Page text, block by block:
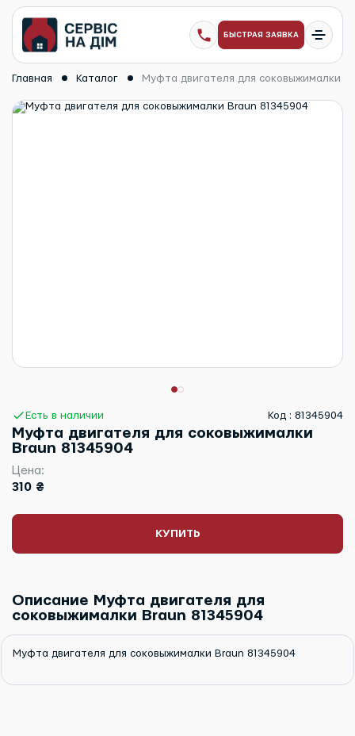
БЫСТРАЯ ЗАЯВКА
Главная Каталог Муфта двигателя для соковыжималки
Есть в наличии Код : 81345904
Муфта двигателя для соковыжималки
Braun 81345904
Цена:
310 ₴
КУПИТЬ
Описание Муфта двигателя для
соковыжималки Braun 81345904
Муфта двигателя для соковыжималки Braun 81345904